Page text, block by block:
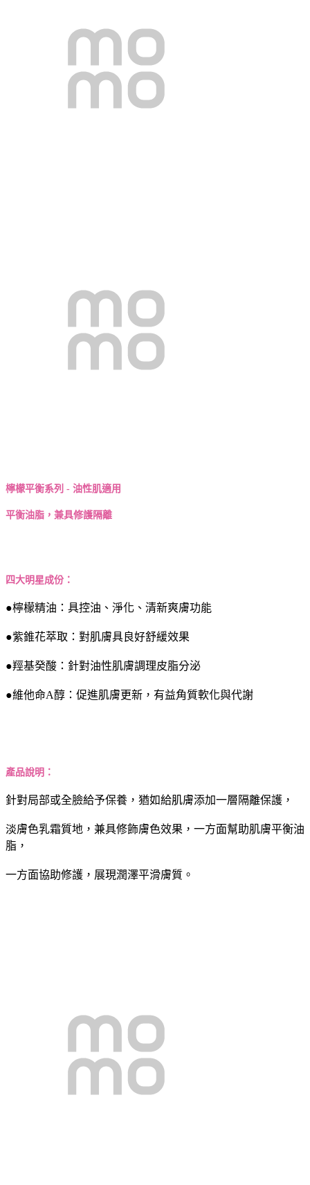
檸檬平衡系列 - 油性肌適用
平衡油脂，兼具修護隔離
四大明星成份：
●檸檬精油：具控油、淨化、清新爽膚功能
●紫錐花萃取：對肌膚具良好舒緩效果
●羥基癸酸：針對油性肌膚調理皮脂分泌
●維他命A醇：促進肌膚更新，有益角質軟化與代謝
產品說明：
針對局部或全臉給予保養，猶如給肌膚添加一層隔離保護，
淡膚色乳霜質地，兼具修飾膚色效果，一方面幫助肌膚平衡油
脂，
一方面協助修護，展現潤澤平滑膚質。